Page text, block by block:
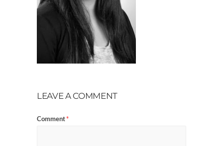
LEAVE A COMMENT
Comment*